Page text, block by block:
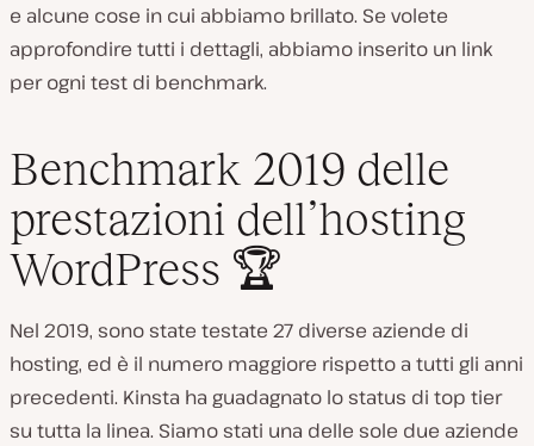
e alcune cose in cui abbiamo brillato. Se volete
approfondire tutti i dettagli, abbiamo inserito un link
per ogni test di benchmark.
Benchmark 2019 delle
prestazioni dell’hosting
WordPress 🏆
Nel 2019, sono state testate 27 diverse aziende di
hosting, ed è il numero maggiore rispetto a tutti gli anni
precedenti. Kinsta ha guadagnato lo status di top tier
su tutta la linea. Siamo stati una delle sole due aziende